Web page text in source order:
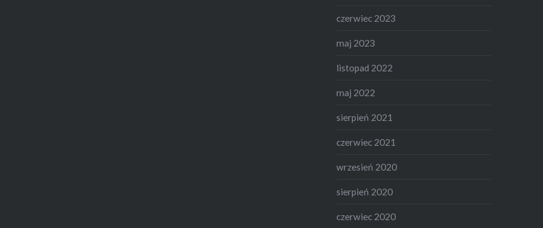
czerwiec 2023
maj 2023
listopad 2022
maj 2022
sierpień 2021
czerwiec 2021
wrzesień 2020
sierpień 2020
czerwiec 2020